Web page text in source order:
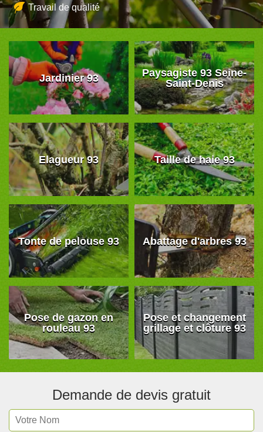
Travail de qualité
Jardinier 93
Paysagiste 93 Seine-
Saint-Denis
Elagueur 93 Taille de haie 93
Tonte de pelouse 93 Abattage d'arbres 93
Pose de gazon en
rouleau 93
Pose et changement
grillage et clôture 93
Demande de devis gratuit